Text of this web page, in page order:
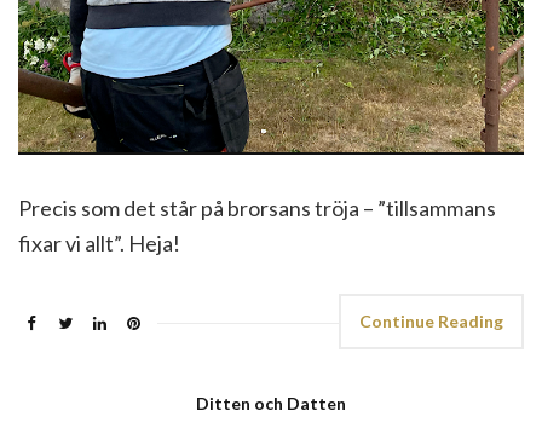
Precis som det står på brorsans tröja – ”tillsammans
fixar vi allt”. Heja!
Continue Reading
Ditten och Datten